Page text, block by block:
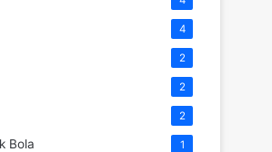
4
2
2
2
Bola 1